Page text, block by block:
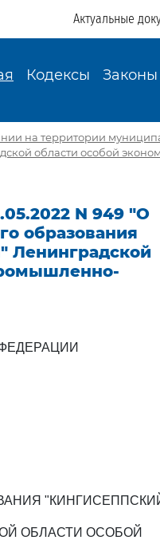
Актуальные
Кодексы Законы
на территории
области особой
N 949 "О
образования
Ленинградской
ОБЛАСТИ ОСОБОЙ